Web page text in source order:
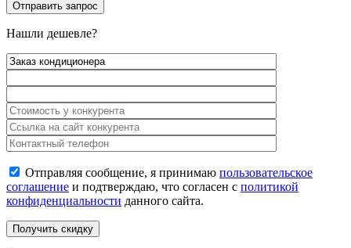
Нашли дешевле?
Отправляя сообщение, я принимаю пользовательское
соглашение и подтверждаю, что согласен с политикой
конфиденциальности данного сайта.